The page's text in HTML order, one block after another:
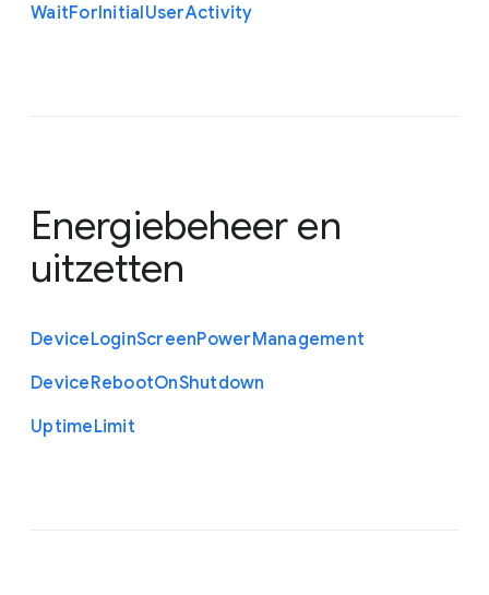
WaitForInitialUserActivity
Energiebeheer en
uitzetten
DeviceLoginScreenPowerManagement
DeviceRebootOnShutdown
UptimeLimit